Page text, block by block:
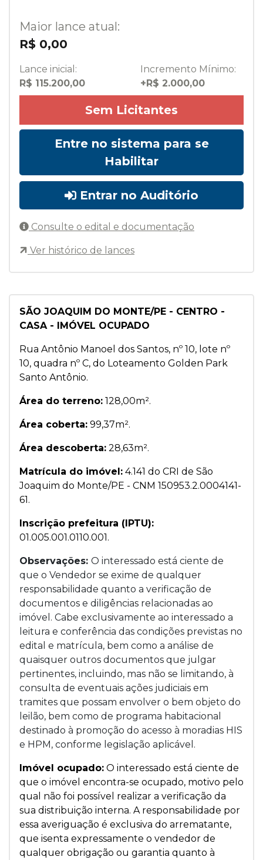
SÃO JOAQUIM DO MONTE/PE - CENTRO -
CASA - IMÓVEL OCUPADO
Rua Antônio Manoel dos Santos, nº 10, lote nº
10, quadra nº C, do Loteamento Golden Park
Santo Antônio.
Área do terreno: 128,00m².
Área coberta: 99,37m².
Área descoberta: 28,63m².
Matrícula do imóvel: 4.141 do CRI de São
Joaquim do Monte/PE - CNM 150953.2.0004141-
61.
Inscrição prefeitura (IPTU):
01.005.001.0110.001.
Observações: O interessado está ciente de
que o Vendedor se exime de qualquer
responsabilidade quanto a verificação de
documentos e diligências relacionadas ao
imóvel. Cabe exclusivamente ao interessado a
leitura e conferência das condições previstas no
edital e matrícula, bem como a análise de
quaisquer outros documentos que julgar
pertinentes, incluindo, mas não se limitando, à
consulta de eventuais ações judiciais em
tramites que possam envolver o bem objeto do
leilão, bem como de programa habitacional
destinado à promoção do acesso à moradias HIS
e HPM, conforme legislação aplicável.
Imóvel ocupado: O interessado está ciente de
que o imóvel encontra-se ocupado, motivo pelo
qual não foi possível realizar a verificação da
sua distribuição interna. A responsabilidade por
essa averiguação é exclusiva do arrematante,
que isenta expressamente o vendedor de
qualquer obrigação ou garantia quanto à
Maior lance atual:
R$ 0,00
Lance inicial:
R$ 115.200,00
Incremento Mínimo:
+R$ 2.000,00
Sem Licitantes
Entre no sistema para se
Habilitar
Entrar no Auditório
Consulte o edital e documentação
Ver histórico de lances